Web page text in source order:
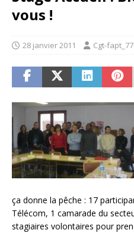
vous !
28 janvier 2011 Cgt-fapt_77
ça donne la pêche : 17
Télécom, 1 camarade du
stagiaires volontaires pour